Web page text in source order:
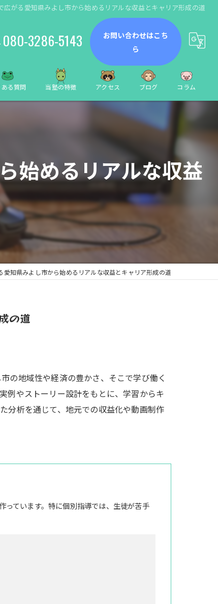
広がる愛知県みよし市から始めるリアルな収益とキャリア形成の道
080-3286-5143
お問い合わせはこち
ら
る質問 当塾の特徴
小学生
個別
アクセス ブログ コラム
始めるリアルな収益
愛知県みよし市から始めるリアルな収益とキャリア形成の道
の道
の地域性や経済の豊かさ、そこで学び働く
例やストーリー設計をもとに、学習からキ
分析を通じて、地元での収益化や動画制作
っています。特に個別指導では、生徒が苦手